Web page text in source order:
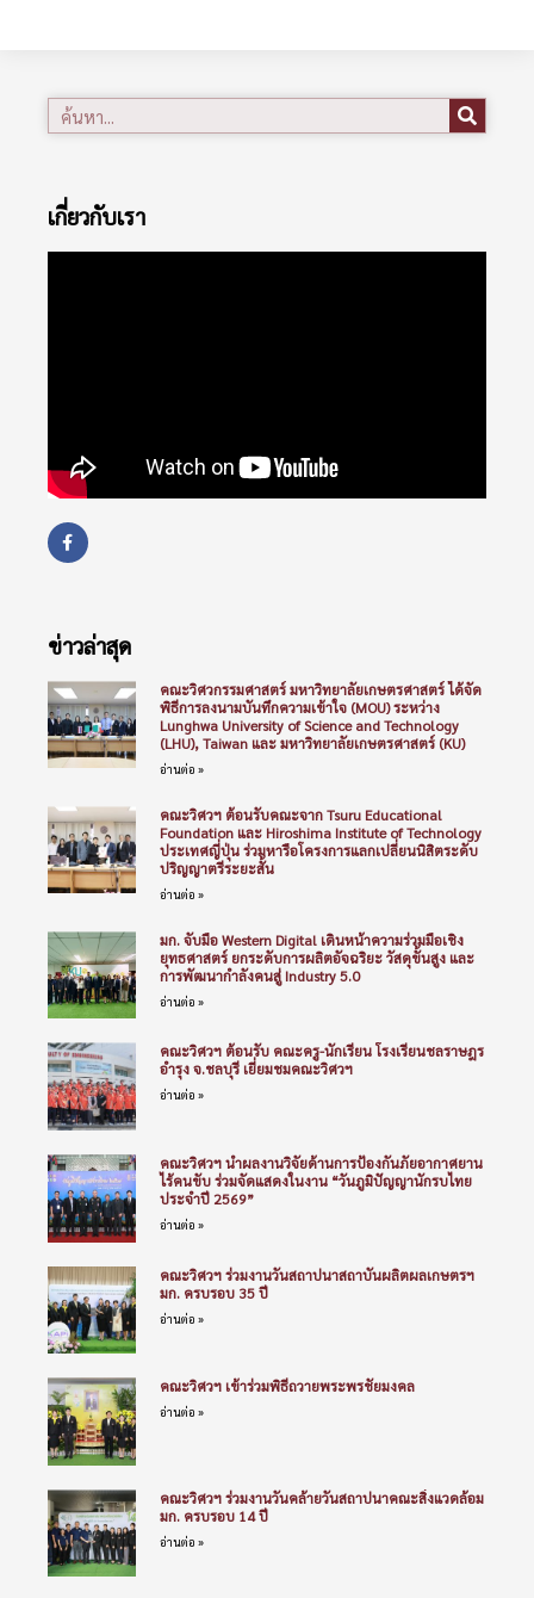
เกี่ยวกับเรา
ข่าวล่าสุด
คณะวิศวกรรมศาสตร์ มหาวิทยาลัยเกษตรศาสตร์ ได้จัด
พิธีการลงนามบันทึกความเข้าใจ (MOU) ระหว่าง
Lunghwa University of Science and Technology
(LHU), Taiwan และ มหาวิทยาลัยเกษตรศาสตร์ (KU)
อ่านต่อ »
คณะวิศวฯ ต้อนรับคณะจาก Tsuru Educational
Foundation และ Hiroshima Institute of Technology
ประเทศญี่ปุ่น ร่วมหารือโครงการแลกเปลี่ยนนิสิตระดับ
ปริญญาตรีระยะสั้น
อ่านต่อ »
มก. จับมือ Western Digital เดินหน้าความร่วมมือเชิง
ยุทธศาสตร์ ยกระดับการผลิตอัจฉริยะ วัสดุขั้นสูง และ
การพัฒนากำลังคนสู่ Industry 5.0
อ่านต่อ »
คณะวิศวฯ ต้อนรับ คณะครู-นักเรียน โรงเรียนชลราษฎร
อำรุง จ.ชลบุรี เยี่ยมชมคณะวิศวฯ
อ่านต่อ »
คณะวิศวฯ นำผลงานวิจัยด้านการป้องกันภัยอากาศยาน
ไร้คนขับ ร่วมจัดแสดงในงาน “วันภูมิปัญญานักรบไทย
ประจำปี 2569”
อ่านต่อ »
คณะวิศวฯ ร่วมงานวันสถาปนาสถาบันผลิตผลเกษตรฯ
มก. ครบรอบ 35 ปี
อ่านต่อ »
คณะวิศวฯ เข้าร่วมพิธีถวายพระพรชัยมงคล
อ่านต่อ »
คณะวิศวฯ ร่วมงานวันคล้ายวันสถาปนาคณะสิ่งแวดล้อม
มก. ครบรอบ 14 ปี
อ่านต่อ »